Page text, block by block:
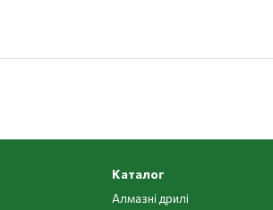
Каталог
Алмазні дрилі